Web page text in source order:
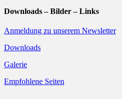
Downloads – Bilder – Links
Anmeldung zu unserem Newsletter
Downloads
Galerie
Empfohlene Seiten